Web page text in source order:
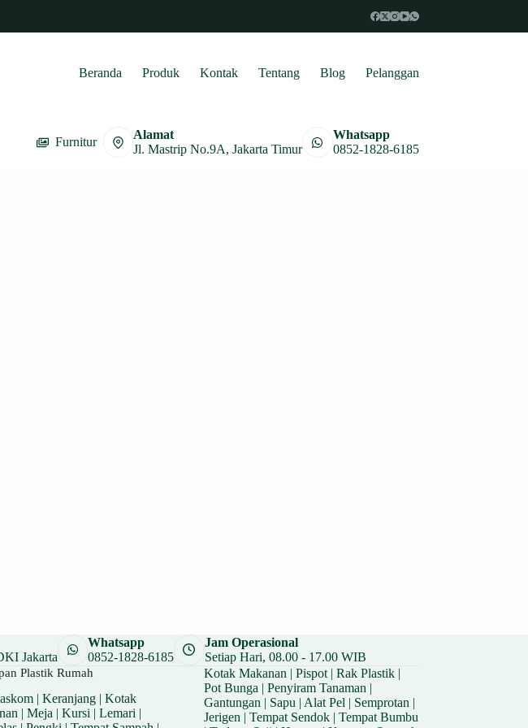
Beranda Produk Kontak Tentang Blog Pelanggan
Furnitur
Alamat
Jl. Mastrip No.9A, Jakarta Timur
Whatsapp
0852-1828-6185
Jakarta
Whatsapp
0852-1828-6185
Jam Operasional
Setiap Hari, 08.00 - 17.00 WIB
Plastik Rumah
| Keranjang| Kotak
| Meja | Kursi | Lemari |
Kotak Makanan | Pispot| Rak Plastik|
Pot Bunga | Penyiram Tanaman |
Gantungan | Sapu | Alat Pel | Semprotan |
Jerigen | Tempat Sendok| Tempat Bumbu